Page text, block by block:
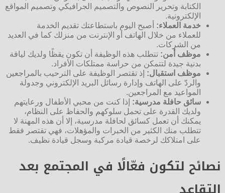
الكتابة وتحرير النصوص والتصميم الجرافيكي وتصميم المواقع
الإلكترونية.
خدمة العملاء: أصبح اليوم باستطاعتك تقديم الخدمة
للعملاء من خلال الهاتف أو الإنترنت من منزلك كما في العديد
من الشركات.
موظف أمن: تتطلب هذه الوظيفة أن تكون يقظًا ولديك لياقة
بدنية جيدة لتتمكن من حراسة ممتلكات الأفراد.
موظف استقبال: إذ تقتصر الوظيفة على الترحيب بالمراجعين
والردّ على الهاتف وإدارة رسائل البريد الإلكتروني وجدولة
المواعيد مع المراجعين.
سائق حافلة مدرسية: إذا كنت من محبي الأطفال ورعايتهم
ولديك القدرة على تحمل سلوكهم والحفاظ على النظام،
يمكنك أن تعمل كسائق لحافلة مدرسية، إلا أن هذه المهنة لا
تتطلب منك الكثير من الخبرات والمؤهلات، فهي تقتصر فقط
على امتلاكك لرخصة قيادة مركبة وسجل قيادة نظيف.
نصائح لتكون فعّالًا في المجتمع بعد